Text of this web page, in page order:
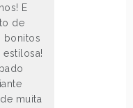
E
de
bonitos
muita